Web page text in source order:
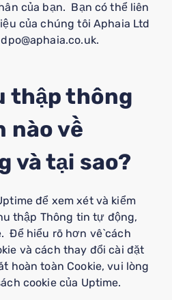
của bạn. Bạn có thể liên
của chúng tôi Aphaia Ltd
thập thông
nào về
và tại sao?
để xem xét và kiểm
thập Thông tin tự động,
Để hiểu rõ hơn về cách
và cách thay đổi cài đặt
hoàn toàn Cookie, vui lòng
cookie của Uptime.